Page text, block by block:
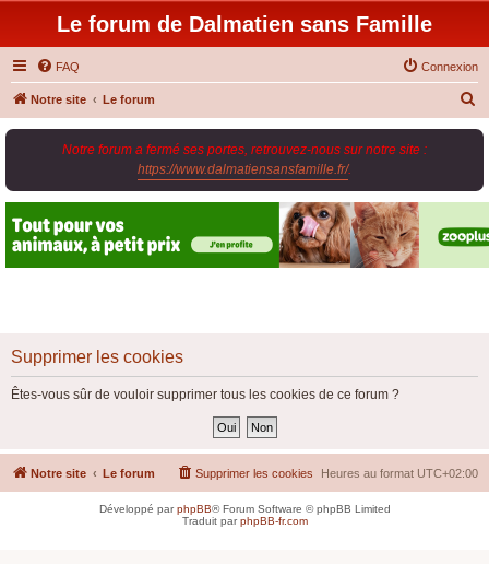
Le forum de Dalmatien sans Famille
FAQ Connexion
Notre site Le forum
e
r
Notre forum a fermé ses portes, retrouvez-nous sur notre site :
https://www.dalmatiensansfamille.fr/.
Supprimer les cookies
Êtes-vous sûr de vouloir supprimer tous les cookies de ce forum ?
Notre site Le forum Heures au format UTC+02:00
Supprimer les cookies
Développé parphpBB® Forum Software © phpBB Limited
Traduit parphpBB-fr.com